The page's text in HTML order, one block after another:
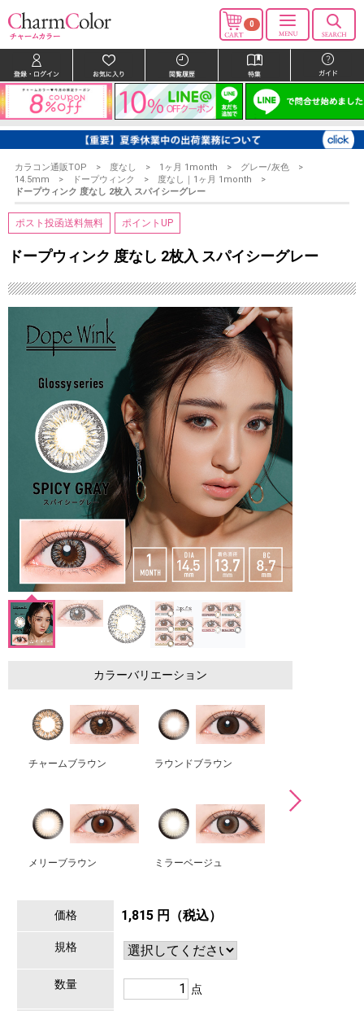
0
カラコン通販TOP 度なし 1ヶ月 1month
グレー/灰色
14.5mm
ドープウィンク
度なし｜1ヶ月 1month
ドープウィンク 度なし 2枚入 スパイシーグレー
ポスト投函送料無料 ポイントUP
ドープウィンク 度なし 2枚入 スパイシーグレー
カラーバリエーション
チャームブラウン ラウンドブラウン
メリーブラウン ミラーベージュ
価格 1,815 円（税込）
規格
数量 点